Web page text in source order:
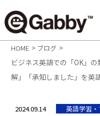
HOME > ブログ >
ビジネス英語での「OK」
解」「承知しました」を英
2024.09.14 英語学習